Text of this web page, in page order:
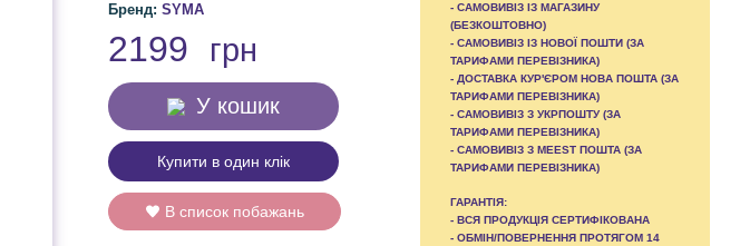
Бренд: SYMA
2199 грн
У кошик
Купити в один клік
В список побажань
- САМОВИВІЗ ІЗ МАГАЗИНУ
(БЕЗКОШТОВНО)
- САМОВИВІЗ ІЗ НОВОЇ ПОШТИ (ЗА
ТАРИФАМИ ПЕРЕВІЗНИКА)
- ДОСТАВКА КУР'ЄРОМ НОВА ПОШТА (ЗА
ТАРИФАМИ ПЕРЕВІЗНИКА)
- САМОВИВІЗ З УКРПОШТУ (ЗА
ТАРИФАМИ ПЕРЕВІЗНИКА)
- САМОВИВІЗ З MEEST ПОШТА (ЗА
ТАРИФАМИ ПЕРЕВІЗНИКА)
ГАРАНТІЯ:
- ВСЯ ПРОДУКЦІЯ СЕРТИФІКОВАНА
- ОБМІН/ПОВЕРНЕННЯ ПРОТЯГОМ 14